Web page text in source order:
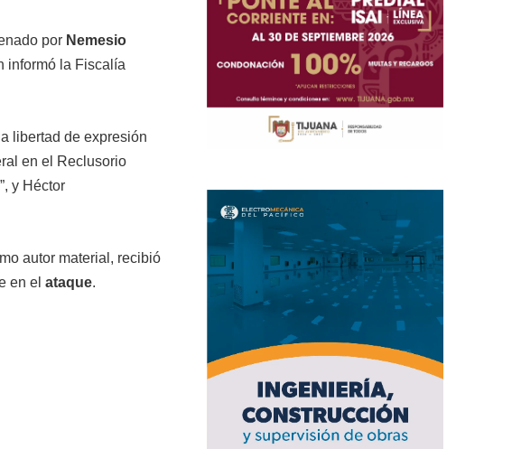
por Nemesio
informó la Fiscalía
libertad de expresión
en el Reclusorio
”, y Héctor
autor material, recibió
en el ataque.